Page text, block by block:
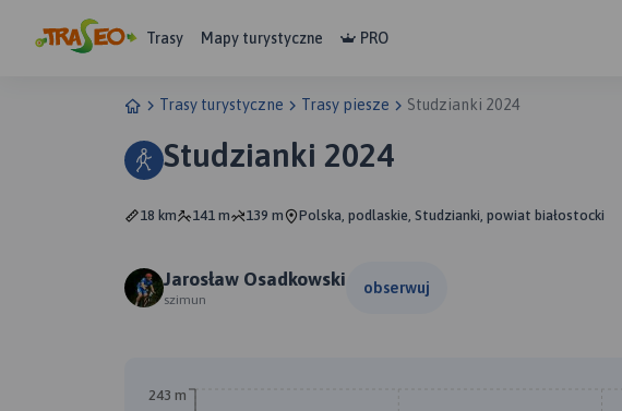
Trasy Mapy turystyczne PRO
Trasy turystyczne Trasy piesze Studzianki 2024
Studzianki 2024
18 km 141 m 139 m Polska, podlaskie, Studzianki, powiat białostocki
Jarosław Osadkowski
szimun
obserwuj
243 m